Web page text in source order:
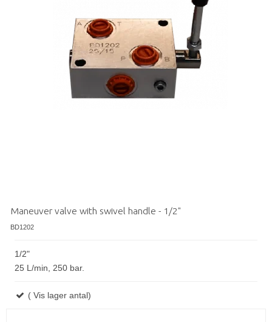
Maneuver valve with swivel handle - 1/2"
BD1202
1/2"
25 L/min, 250 bar.
( Vis lager antal)